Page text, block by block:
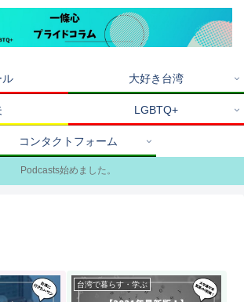
ル 大好き台湾
LGBTQ+
コンタクトフォーム
Podcasts始めました。
台湾で暮らす・学ぶ